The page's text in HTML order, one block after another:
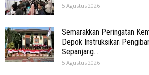
5 Agustus 2026
Semarakkan Peringatan
Depok Instruksikan
Sepanjang...
5 Agustus 2026